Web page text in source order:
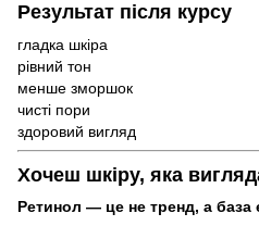
Результат після курсу
гладка шкіра
рівний тон
менше зморшок
чисті пори
здоровий вигляд
Хочеш шкіру, яка
Ретинол — це не тренд, а база